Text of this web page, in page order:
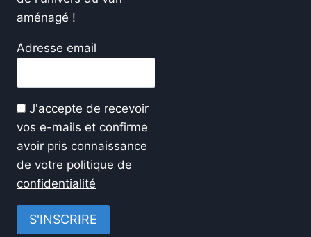
aménagé !
Adresse email
J'accepte de recevoir
vos e-mails et confirme
avoir pris connaissance
de votre politique de
confidentialité